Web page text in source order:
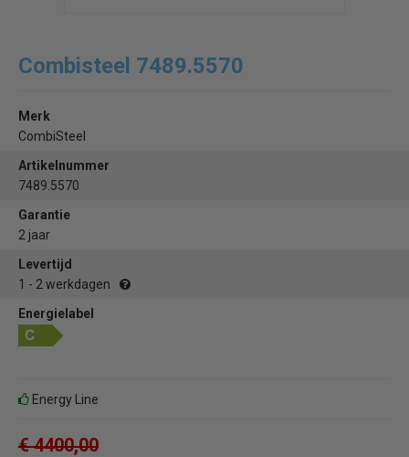
Combisteel 7489.5570
Merk
CombiSteel
Artikelnummer
7489.5570
Garantie
2 jaar
Levertijd
1 - 2 werkdagen
Energielabel
Energy Line
€ 4400,00